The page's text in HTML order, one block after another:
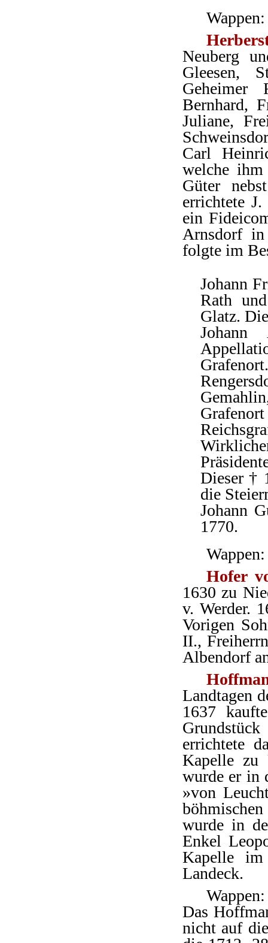
Neuberg
Gleesen,
Geheimer
Bernhard,
Juliane,
Carl
welche
Güter
errichtete
ein
Arnsdorf
folgte im
Johann
Rath
Glatz.
Johann
Dieser †
die
Johann
1770.
Hofer
1630 zu
v. Werder.
Vorigen
II.,
Albendorf
Landtagen
1637
errichtete
Kapelle zu
wurde er in
»von
wurde in
Enkel
Kapelle
Landeck.
Das
nicht auf